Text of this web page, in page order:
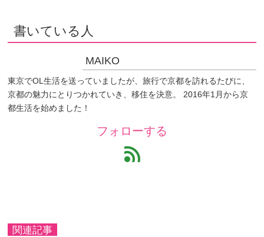
書いている人
MAIKO
東京でOL生活を送っていましたが、旅行で京都を訪れるたびに、
京都の魅力にとりつかれていき、移住を決意。 2016年1月から京
都生活を始めました！
フォローする
feed
関連記事